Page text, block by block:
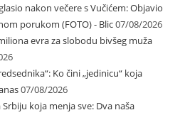
nakon večere s Vučićem: Objavio
porukom (FOTO) - Blic07/08/2026
evra za slobodu bivšeg muža
Ko čini „jedinicu“ koja
07/08/2026
koja menja sve: Dva naša